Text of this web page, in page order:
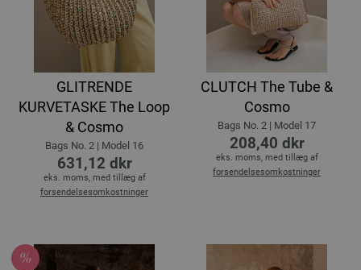
GLITRENDE
KURVETASKE The Loop
& Cosmo
Bags No. 2 | Model 16
631,12 dkr
eks. moms, med tillæg af
forsendelsesomkostninger
CLUTCH The Tube &
Cosmo
Bags No. 2 | Model 17
208,40 dkr
eks. moms, med tillæg af
forsendelsesomkostninger